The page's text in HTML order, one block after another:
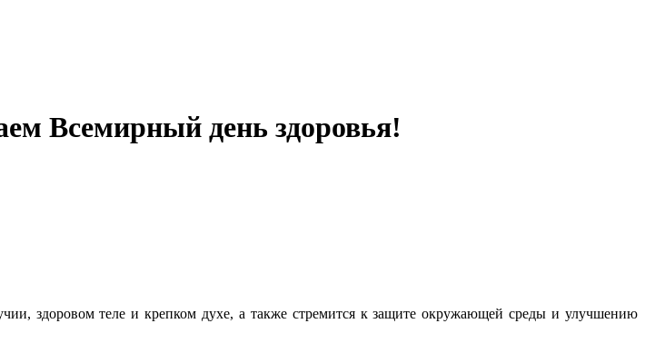
Всемирный день здоровья!
здоровом теле и крепком духе, а также стремится к защите окружающей среды и улучшению